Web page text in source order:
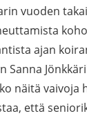
vuoden
ajan
Sanna
näitä vaivoja
että